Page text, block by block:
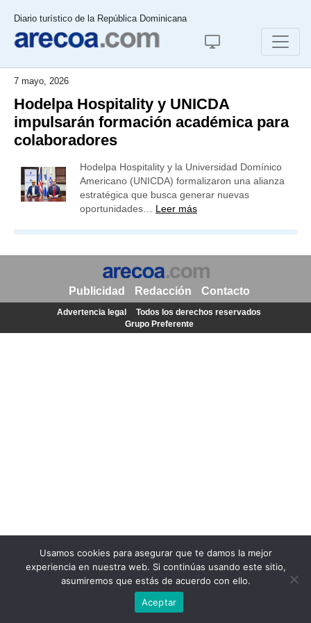
Diario turístico de la República Dominicana
7 mayo, 2026
Hodelpa Hospitality y UNICDA
impulsarán formación académica para
colaboradores
Hodelpa Hospitality y la Universidad Domínico
Americano (UNICDA) formalizaron una alianza
estratégica que busca generar nuevas
oportunidades… Leer más
Usamos cookies para asegurar que te damos la mejor
experiencia en nuestra web. Si continúas usando este sitio,
asumiremos que estás de acuerdo con ello.
Aceptar
Publicidad Redacción Contacto
Advertencia legal
Todos los derechos reservados
Grupo Preferente